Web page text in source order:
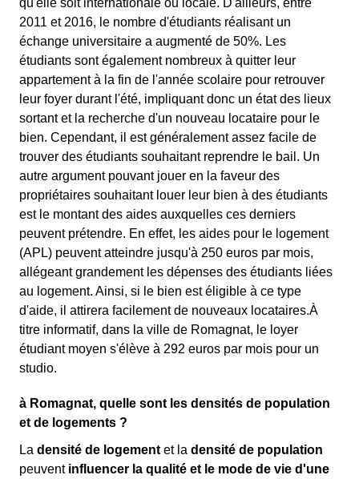
qu'elle soit internationale ou locale. D'ailleurs, entre
2011 et 2016, le nombre d'étudiants réalisant un
échange universitaire a augmenté de 50%. Les
étudiants sont également nombreux à quitter leur
appartement à la fin de l'année scolaire pour retrouver
leur foyer durant l'été, impliquant donc un état des lieux
sortant et la recherche d'un nouveau locataire pour le
bien. Cependant, il est généralement assez facile de
trouver des étudiants souhaitant reprendre le bail. Un
autre argument pouvant jouer en la faveur des
propriétaires souhaitant louer leur bien à des étudiants
est le montant des aides auxquelles ces derniers
peuvent prétendre. En effet, les aides pour le logement
(APL) peuvent atteindre jusqu'à 250 euros par mois,
allégeant grandement les dépenses des étudiants liées
au logement. Ainsi, si le bien est éligible à ce type
d'aide, il attirera facilement de nouveaux locataires.À
titre informatif, dans la ville de Romagnat, le loyer
étudiant moyen s'élève à 292 euros par mois pour un
studio.
à Romagnat, quelle sont les densités de population
et de logements ?
La densité de logement et la densité de population
peuvent influencer la qualité et le mode de vie d'une